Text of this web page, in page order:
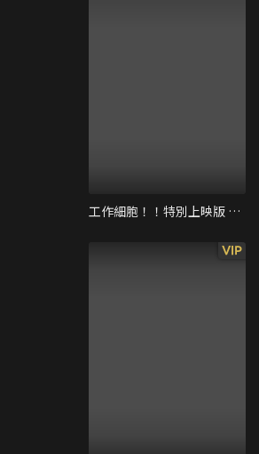
工作細胞！！特別上映版 強「菌」來襲！人體腸道大騷動！
VIP